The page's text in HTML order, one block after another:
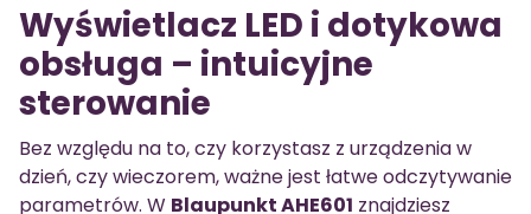
Wyświetlacz LED i dotykowa
obsługa – intuicyjne
sterowanie
Bez względu na to, czy korzystasz z urządzenia w
dzień, czy wieczorem, ważne jest łatwe odczytywanie
parametrów. W Blaupunkt AHE601 znajdziesz